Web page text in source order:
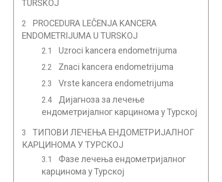
TURSKOJ
PROCEDURA LEČENJA KANCERA
ENDOMETRIJUMA U TURSKOJ
Uzroci kancera endometrijuma
Znaci kancera endometrijuma
Vrste kancera endometrijuma
Дијагноза за лечење
ендометријалног карцинома у Турској
ТИПОВИ ЛЕЧЕЊА ЕНДОМЕТРИЈАЛНОГ
КАРЦИНОМА У ТУРСКОЈ
Фазе лечења ендометријалног
карцинома у Турској